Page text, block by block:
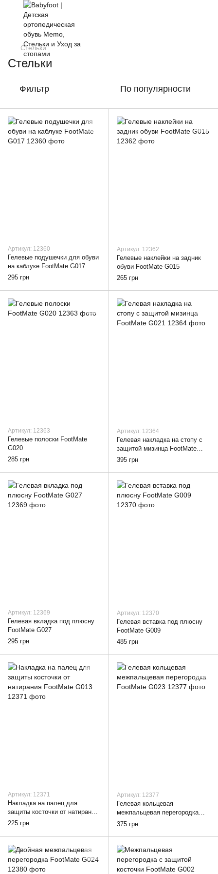
Стельки
Стельки
Фильтр По популярности
Артикул: 12360
Гелевые подушечки для обуви
на каблуке FootMate G017
295 грн
Артикул: 12362
Гелевые наклейки на задник
обуви FootMate G015
265 грн
Артикул: 12363
Гелевые полоски FootMate
G020
285 грн
Артикул: 12364
Гелевая накладка на стопу с
защитой мизинца FootMate
G021
395 грн
Артикул: 12369
Гелевая вкладка под плюсну
FootMate G027
295 грн
Артикул: 12370
Гелевая вставка под плюсну
FootMate G009
485 грн
Артикул: 12371
Накладка на палец для
защиты косточки от натирания
FootMate G013
225 грн
Артикул: 12377
Гелевая кольцевая
межпальцевая перегородка
FootMate G023
375 грн